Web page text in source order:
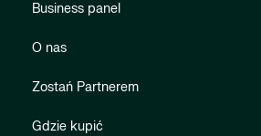
Business panel
O nas
Zostań Partnerem
Gdzie kupić